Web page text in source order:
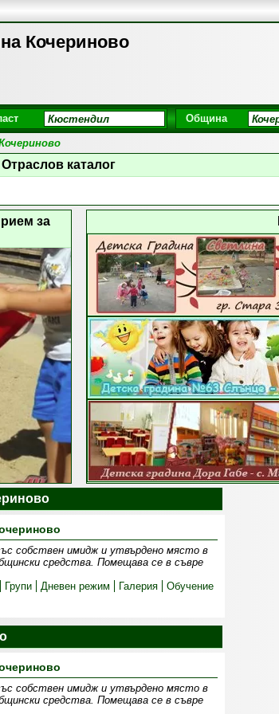
Кочериново
Община
Отраслов каталог
за
собствен имидж и утвърдено място в
средства. Помещава се в съвре
Групи Дневен режим Галерия Обучение
собствен имидж и утвърдено място в
средства. Помещава се в съвре